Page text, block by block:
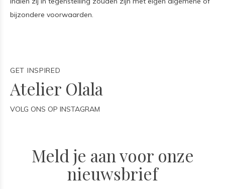
bijzondere voorwaarden.
GET INSPIRED
Atelier Olala
VOLG ONS OP INSTAGRAM
Meld je aan voor onze
nieuwsbrief